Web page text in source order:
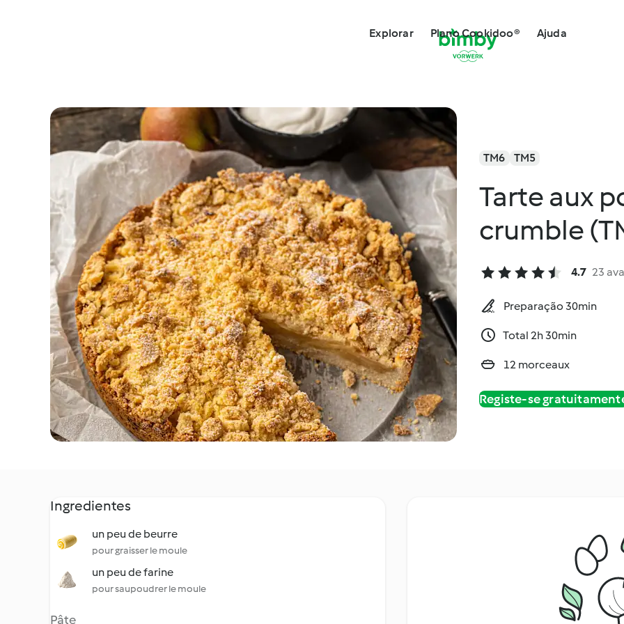
Explorar Plano Cookidoo® Ajuda
TM6 TM5
Tarte aux
crumble
4.7 23
Preparação 30min
Total 2h 30min
12 morceaux
Registe-se
Ingredientes
un peu de beurre
pour graisser le moule
un peu de farine
pour saupoudrer le moule
Pâte